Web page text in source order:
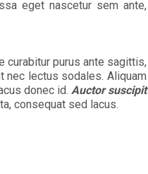
eget nascetur sem ante,
curabitur purus ante sagittis,
nec lectus sodales. Aliquam
donec id. Auctor suscipit
consequat sed lacus.